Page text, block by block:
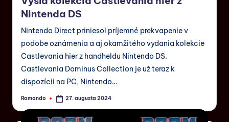
Nintenda DS
Nintendo Direct priniesol príjemné prekvapenie v
podobe oznámenia a aj okamžitého vydania kolekcie
Castlevania hier z handheldu Nintendo DS.
Castlevania Dominus Collection je už teraz k
dispozícii na PC, Nintendo…
Romando 27. augusta 2024